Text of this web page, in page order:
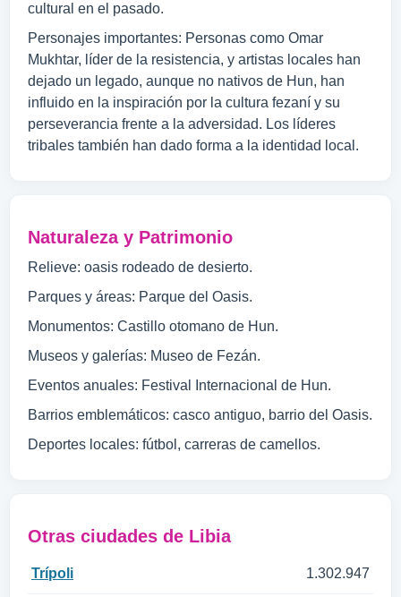
cultural en el pasado.
Personajes importantes: Personas como Omar
Mukhtar, líder de la resistencia, y artistas locales han
dejado un legado, aunque no nativos de Hun, han
influido en la inspiración por la cultura fezaní y su
perseverancia frente a la adversidad. Los líderes
tribales también han dado forma a la identidad local.
Naturaleza y Patrimonio
Relieve: oasis rodeado de desierto.
Parques y áreas: Parque del Oasis.
Monumentos: Castillo otomano de Hun.
Museos y galerías: Museo de Fezán.
Eventos anuales: Festival Internacional de Hun.
Barrios emblemáticos: casco antiguo, barrio del Oasis.
Deportes locales: fútbol, carreras de camellos.
Otras ciudades de Libia
Trípoli 1.302.947